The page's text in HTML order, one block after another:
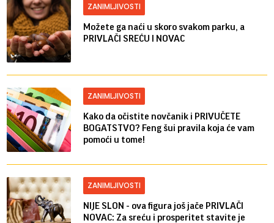
ZANIMLJIVOSTI
Možete ga naći u skoro svakom parku, a
PRIVLAČI SREĆU I NOVAC
ZANIMLJIVOSTI
Kako da očistite novčanik i PRIVUČETE
BOGATSTVO? Feng šui pravila koja će vam
pomoći u tome!
ZANIMLJIVOSTI
NIJE SLON - ova figura još jače PRIVLAČI
NOVAC: Za sreću i prosperitet stavite je